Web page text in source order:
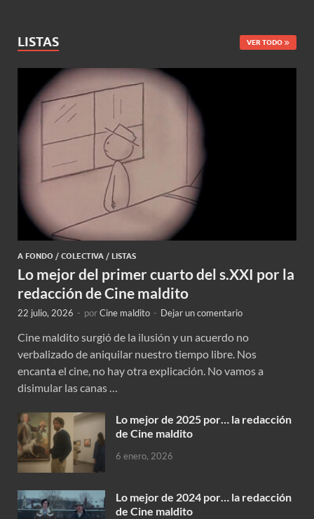
LISTAS VER TODO
A FONDO / COLECTIVA / LISTAS
Lo mejor del primer cuarto del s.XXI por la
redacción de Cine maldito
22 julio, 2026 - porCine maldito - Dejar un comentario
Cine maldito surgió de la ilusión y un acuerdo no
verbalizado de aniquilar nuestro tiempo libre. Nos
encanta el cine, no hay otra explicación. No vamos a
disimular las canas …
Lo mejor de 2025 por… la redacción
de Cine maldito
6 enero, 2026
Lo mejor de 2024 por… la redacción
de Cine maldito